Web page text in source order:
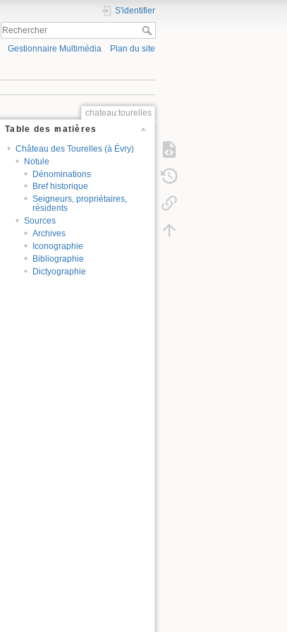
S'identifier
Gestionnaire Multimédia Plan du site
chateau:tourelles
Table des matières
Château des Tourelles (à Évry)
Notule
Dénominations
Bref historique
Seigneurs, propriétaires,
résidents
Sources
Archives
Iconographie
Bibliographie
Dictyographie